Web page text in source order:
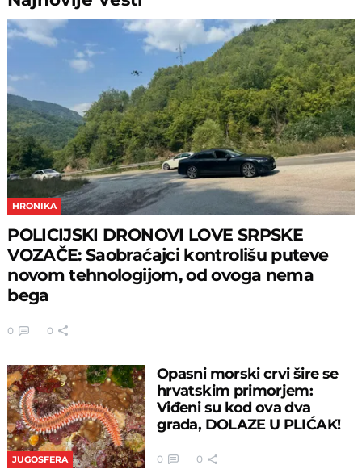
HRONIKA
POLICIJSKI DRONOVI LOVE SRPSKE
VOZAČE: Saobraćajci kontrolišu puteve
novom tehnologijom, od ovoga nema
bega
0 0
JUGOSFERA
Opasni morski crvi šire se
hrvatskim primorjem:
Viđeni su kod ova dva
grada, DOLAZE U PLIĆAK!
0 0